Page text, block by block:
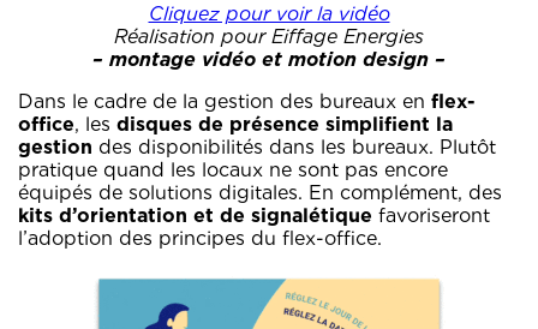
Cliquez pour voir la vidéo
Réalisation pour Eiffage Energies
– montage vidéo et motion design –
Dans le cadre de la gestion des bureaux en flex-
office, les disques de présence simplifient la
gestion des disponibilités dans les bureaux. Plutôt
pratique quand les locaux ne sont pas encore
équipés de solutions digitales. En complément, des
kits d’orientation et de signalétique favoriseront
l’adoption des principes du flex-office.